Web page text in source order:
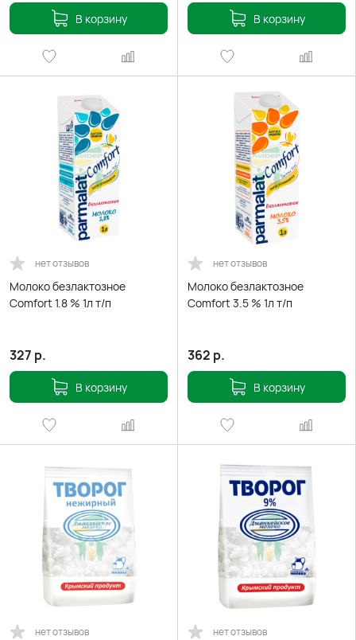
В корзину В корзину
нет отзывов
Молоко безлактозное
Comfort 1.8 % 1л т/п
327 р.
В корзину
нет отзывов
Молоко безлактозное
Comfort 3.5 % 1л т/п
362 р.
В корзину
нет отзывов нет отзывов